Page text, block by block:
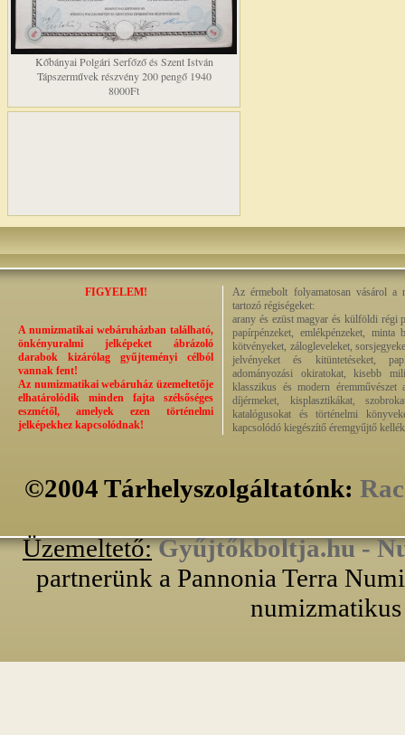
Kőbányai Polgári Serfőző és Szent István
Tápszerművek részvény 200 pengő 1940
8000Ft
FIGYELEM!
A numizmatikai webáruházban található,
önkényuralmi jelképeket ábrázoló
darabok kizárólag gyűjteményi célból
vannak fent!
Az numizmatikai webáruház üzemeltetője
elhatárolódik minden fajta szélsőséges
eszmétől, amelyek ezen történelmi
jelképekhez kapcsolódnak!
Az érmebolt folyamatosan vásárol a
tartozó régiségeket:
arany és ezüst magyar és külföldi régi
papírpénzeket, emlékpénzeket, minta
kötvényeket, zálogleveleket,
jelvényeket és kitüntetéseket,
adományozási okiratokat, kisebb
klasszikus és modern éremművészet
díjérmeket, kisplasztikákat,
katalógusokat és történelmi
kapcsolódó kiegészítő éremgyűjtő
©2004 Tárhelyszolgáltatónk:
Üzemeltető: Gyűjtőkboltja.hu -
partnerünk a Pannonia Terra
numizmatikus